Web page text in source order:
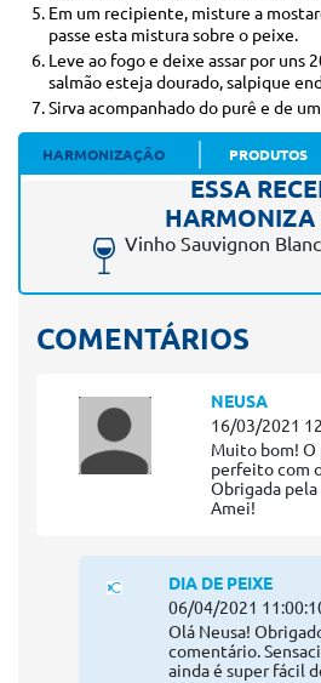
Em um recipiente, misture a
passe esta mistura sobre o peixe.
Leve ao fogo e deixe assar por uns
salmão esteja dourado, salpique
Sirva acompanhado do purê e de
HARMONIZAÇÃO PRODUTOS
ESSA
HARMONIZA
Vinho Sauvignon Blanc
COMENTÁRIOS
NEUSA
16/03/2021
Muito bom! O
perfeito com
Obrigada pela
Amei!
DIA DE PEIXE
06/04/2021
Olá Neusa!
comentário.
ainda é super fácil